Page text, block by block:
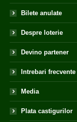
Bilete anulate
Despre loterie
Devino partener
Intrebari frecvente
Media
Plata castigurilor